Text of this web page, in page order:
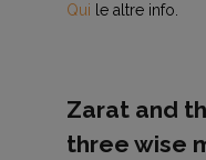
Qui le altre info.
Zarat and
three wise